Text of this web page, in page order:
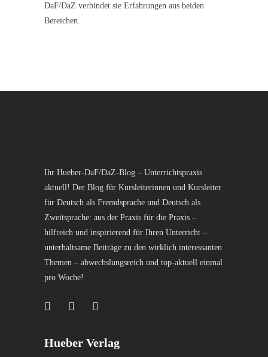
DaF/DaZ verbindet sie Erfahrungen aus beiden
Bereichen.
Ihr Hueber-DaF/DaZ-Blog – Unterrichtspraxis
aktuell! Der Blog für Kursleiterinnen und Kursleiter
für Deutsch als Fremdsprache und Deutsch als
Zweitsprache: aus der Praxis für die Praxis –
hilfreich und inspirierend für Ihren Unterricht –
unterhaltsame Beiträge zu den wirklich interessanten
Themen – abwechslungsreich und top-aktuell einmal
pro Woche!
Hueber Verlag